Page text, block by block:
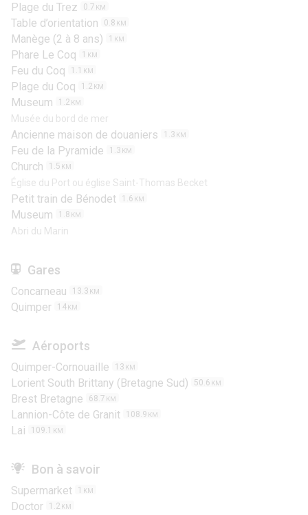
Plage du Trez 0.7 KM
Table d’orientation 0.8 KM
Manège (2 à 8 ans) 1 KM
Phare Le Coq 1 KM
Feu du Coq 1.1 KM
Plage du Coq 1.2 KM
Museum 1.2 KM
Musée du bord de mer
Ancienne maison de douaniers 1.3 KM
Feu de la Pyramide 1.3 KM
Church 1.5 KM
Église du Port ou église Saint-Thomas Becket
Petit train de Bénodet 1.6 KM
Museum 1.8 KM
Abri du Marin
Gares
Concarneau 13.3 KM
Quimper 14 KM
Aéroports
Quimper-Cornouaille 13 KM
Lorient South Brittany (Bretagne Sud) 50.6 KM
Brest Bretagne 68.7 KM
Lannion-Côte de Granit 108.9 KM
Lai 109.1 KM
Bon à savoir
Supermarket 1 KM
Doctor 1.2 KM